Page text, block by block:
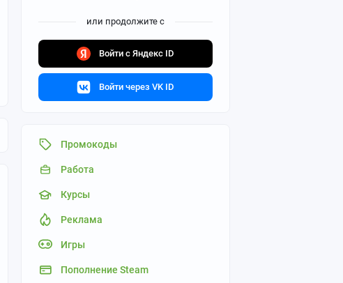
или продолжите с
Войти с Яндекс ID
Войти через VK ID
Промокоды
Работа
Курсы
Реклама
Игры
Пополнение Steam